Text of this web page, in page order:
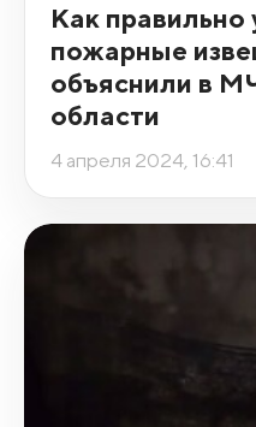
Как правильно
пожарные
объяснили в
области
4 апреля 2024, 16:41